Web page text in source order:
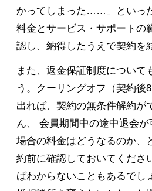
かってしまった……」といっ
料金とサービス・サポートの
認し、納得したうえで契約を
また、返金保証制度について
う。クーリングオフ（契約後
出れば、契約の無条件解約が
ん、 会員期間中の途中退会
場合の料金はどうなるのか、
約前に確認しておいてくださ
ばわからないこともあるでし